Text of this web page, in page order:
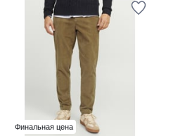
Финальная цена